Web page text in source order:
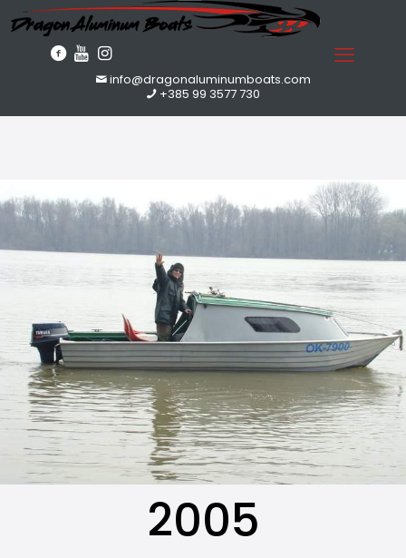
info@dragonaluminumboats.com
+385 99 3577 730
2005